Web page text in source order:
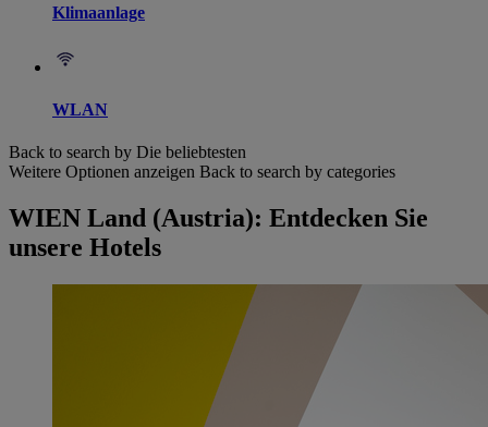
Klimaanlage
WLAN
Back to search by Die beliebtesten
Weitere Optionen anzeigen Back to search by categories
WIEN Land (Austria): Entdecken Sie
unsere Hotels